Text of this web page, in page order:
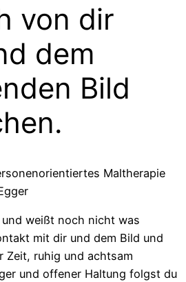
von dir
dem
Bild
Maltherapie
weißt noch nicht was
mit dir und dem Bild und
Zeit, ruhig und achtsam
und offener Haltung folgst du